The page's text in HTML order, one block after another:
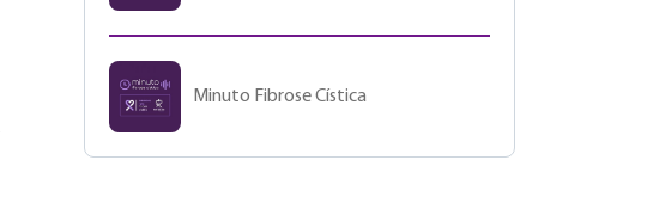
Minuto Fibrose Cística